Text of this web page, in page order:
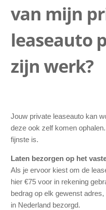
Hoe gaat de aflevering van
in zijn werk?
Hoe snel kan de private
van mijn
leaseauto
zijn werk?
Jouw private leaseauto kan
deze ook zelf komen
fijnste is.
Laten bezorgen op het
Als je ervoor kiest om de
hier €75 voor in rekening
bedrag op elk gewenst
in Nederland bezorgd.